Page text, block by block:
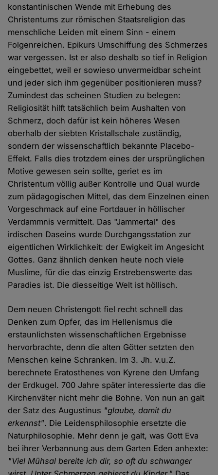
konstantinischen Wende mit Erhebung des
Christentums zur römischen Staatsreligion das
menschliche Leiden mit einem Sinn - einem
Folgenreichen. Epikurs Umschiffung des Schmerzes
war vergessen. Ist er also deshalb so tief in Religion
eingebettet, weil er sowieso unvermeidbar scheint
und jeder sich ihm gegenüber positionieren muss?
Zumindest das scheinen Studien zu belegen:
Religiosität hilft tatsächlich beim Aushalten von
Schmerz, doch dafür ist kein höheres Wesen
oberhalb der siebten Kristallschale zuständig,
sondern der wissenschaftlich bekannte Placebo-
Effekt. Falls dies trotzdem eines der ursprünglichen
Motive gewesen sein sollte, geriet es im
Christentum völlig außer Kontrolle und Qual wurde
zum pädagogischen Mittel, das dem Einzelnen einen
Vorgeschmack auf eine Fortdauer in höllischer
Verdammnis vermittelt. Das "Jammertal" des
irdischen Daseins wurde Durchgangsstation zur
eigentlichen Wirklichkeit: der Ewigkeit im Angesicht
Gottes. Ganz ähnlich denken heute noch viele
Muslime, für die das einzig Erstrebenswerte das
Paradies ist. Die diesseitige Welt ist höllisch.
Dem neuen Christengott fiel recht schnell das
Denken zum Opfer, das im Hellenismus die
erstaunlichsten wissenschaftlichen Ergebnisse
hervorbrachte, denn die alten Götter setzten den
Menschen keine Schranken. Im 3. Jh. v.u.Z.
berechnete Eratosthenes von Kyrene den Umfang
der Erdkugel. 700 Jahre später interessierte das die
Kirchenväter nicht mehr die Bohne. Von nun an galt
der Satz des Augustinus "glaube, damit du
erkennst". Die Leidensphilosophie ersetzte die
Naturphilosophie. Mehr denn je galt, was Gott Eva
bei ihrer Verbannung aus dem Garten Eden anhexte:
"Viel Mühsal bereite ich dir, so oft du schwanger